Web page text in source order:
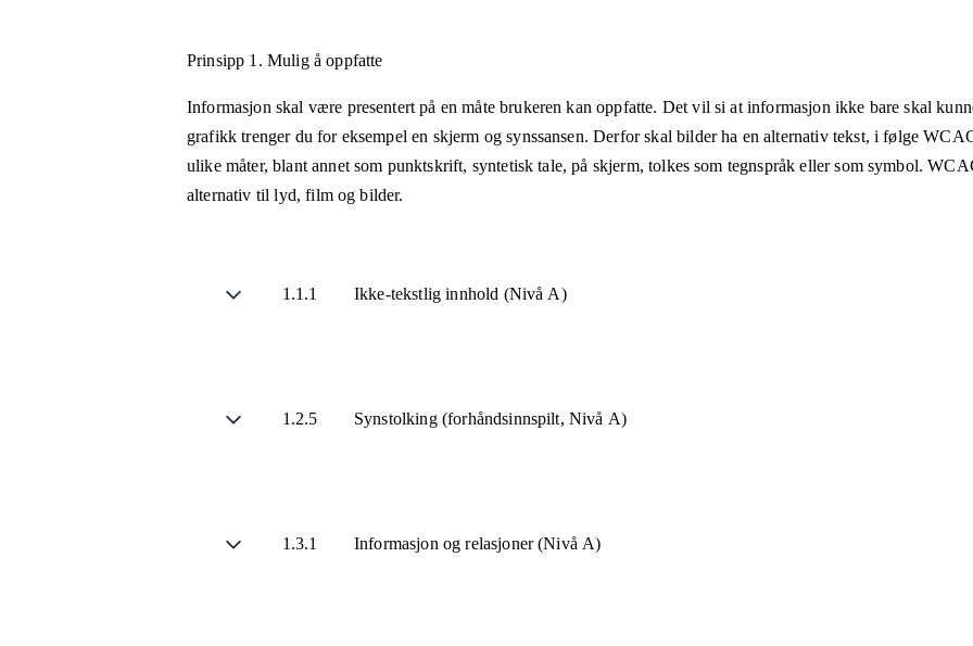
Prinsipp 1. Mulig å oppfatte
Informasjon skal være presentert på en måte brukeren kan oppfatte. Det vil si at informasjon ikke bare skal
grafikk trenger du for eksempel en skjerm og synssansen. Derfor skal bilder ha en alternativ tekst, i følge
ulike måter, blant annet som punktskrift, syntetisk tale, på skjerm, tolkes som tegnspråk eller som symbol.
alternativ til lyd, film og bilder.
1.1.1 Ikke-tekstlig innhold (Nivå A)
1.2.5 Synstolking (forhåndsinnspilt, Nivå A)
1.3.1 Informasjon og relasjoner (Nivå A)